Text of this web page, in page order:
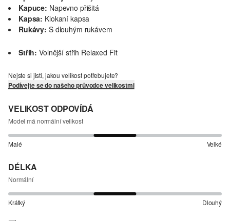
Kapuce: Napevno přišitá
Kapsa: Klokaní kapsa
Rukávy: S dlouhým rukávem
Střih: Volnější střih Relaxed Fit
Nejste si jisti, jakou velikost potřebujete?
Podívejte se do našeho průvodce velikostmi
VELIKOST ODPOVÍDÁ
Model má normální velikost
Malé Velké
DÉLKA
Normální
Krátký Dlouhý